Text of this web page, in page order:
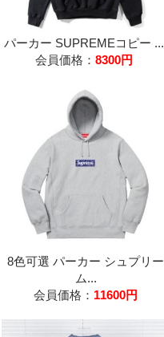
パーカー SUPREMEコピー ...
会員価格： 8300円
8色可選 パーカー シュプリー
ム...
会員価格： 11600円